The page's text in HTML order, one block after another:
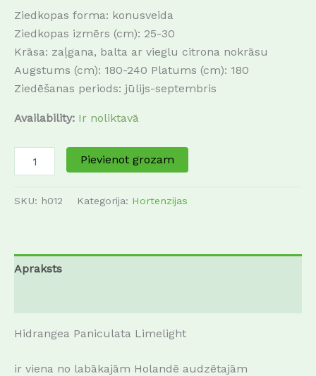
Ziedkopas forma: konusveida
Ziedkopas izmērs (cm): 25-30
Krāsa: zaļgana, balta ar vieglu citrona nokrāsu
Augstums (cm): 180-240 Platums (cm): 180
Ziedēšanas periods: jūlijs-septembris
Availability: Ir noliktavā
Pievienot grozam
SKU: h012 Kategorija: Hortenzijas
Apraksts
Hidrangea Paniculata Limelight
ir viena no labākajām Holandē audzētajām